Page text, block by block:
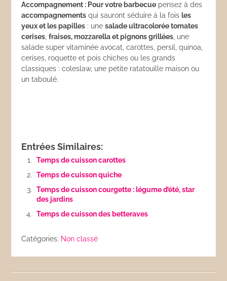
Accompagnement : Pour votre barbecue pensez à des
accompagnements qui sauront séduire à la fois les
yeux et les papilles : unesalade ultracolorée tomates
cerises ,fraises, mozzarella et pignons grillées , une
salade super vitaminée avocat, carottes, persil, quinoa,
cerises, roquette et pois chiches ou les grands
classiques : coleslaw, une petite ratatouille maison ou
un taboulé.
Entrées Similaires:
Temps de cuisson carottes
Temps de cuisson quiche
Temps de cuisson courgette : légume d’été, star
des jardins
Temps de cuisson des betteraves
Catégories: Non classé